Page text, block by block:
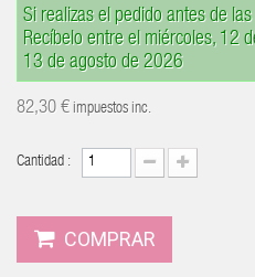
Si realizas el pedido antes de
Recíbelo entre el miércoles, 12
13 de agosto de 2026
82,30 € impuestos inc.
Cantidad :
COMPRAR